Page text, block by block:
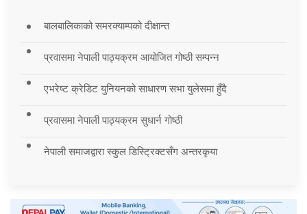
बालबालिकाको समरक्याम्पको दीक्षान्त
प्रवासमा नेपाली पाठ्यक्रम आयोजित गोष्ठी सम्पन्न
एभरेष्ट क्रेडिट युनियनको साधारण सभा युलेसमा हुँदै
प्रवासमा नेपाली पाठ्यक्रम सुधार्न गोष्ठी
नेपाली समाजद्वारा स्कुल डिस्ट्रिक्टसँग अन्तरकृया